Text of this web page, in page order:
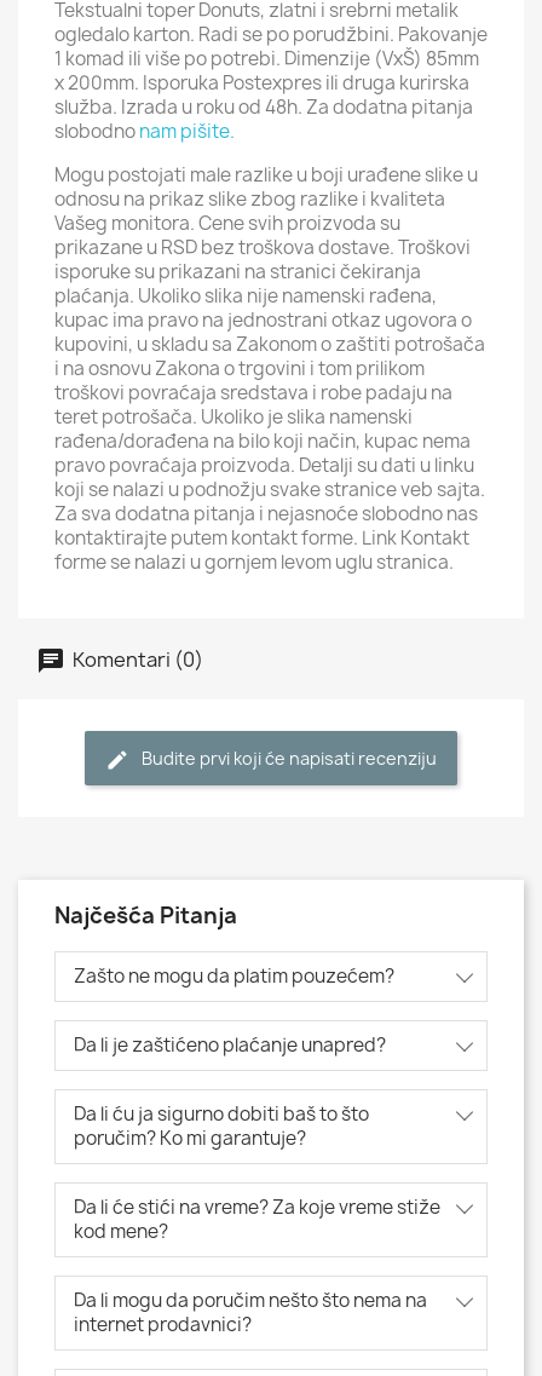
Tekstualni toper Donuts, zlatni i srebrni metalik
ogledalo karton. Radi se po porudžbini. Pakovanje
1 komad ili više po potrebi. Dimenzije (VxŠ) 85mm
x 200mm. Isporuka Postexpres ili druga kurirska
služba. Izrada u roku od 48h. Za dodatna pitanja
slobodnonam pišite.
Mogu postojati male razlike u boji urađene slike u
odnosu na prikaz slike zbog razlike i kvaliteta
Vašeg monitora. Cene svih proizvoda su
prikazane u RSD bez troškova dostave. Troškovi
isporuke su prikazani na stranici čekiranja
plaćanja. Ukoliko slika nije namenski rađena,
kupac ima pravo na jednostrani otkaz ugovora o
kupovini, u skladu sa Zakonom o zaštiti potrošača
i na osnovu Zakona o trgovini i tom prilikom
troškovi povraćaja sredstava i robe padaju na
teret potrošača. Ukoliko je slika namenski
rađena/dorađena na bilo koji način, kupac nema
pravo povraćaja proizvoda. Detalji su dati u linku
koji se nalazi u podnožju svake stranice veb sajta.
Za sva dodatna pitanja i nejasnoće slobodno nas
kontaktirajte putem kontakt forme. Link Kontakt
forme se nalazi u gornjem levom uglu stranica.
Komentari (0)
Budite prvi koji će napisati recenziju
Najčešća Pitanja
Zašto ne mogu da platim pouzećem?
Da li je zaštićeno plaćanje unapred?
Da li ću ja sigurno dobiti baš to što
poručim? Ko mi garantuje?
Da li će stići na vreme? Za koje vreme stiže
kod mene?
Da li mogu da poručim nešto što nema na
internet prodavnici?